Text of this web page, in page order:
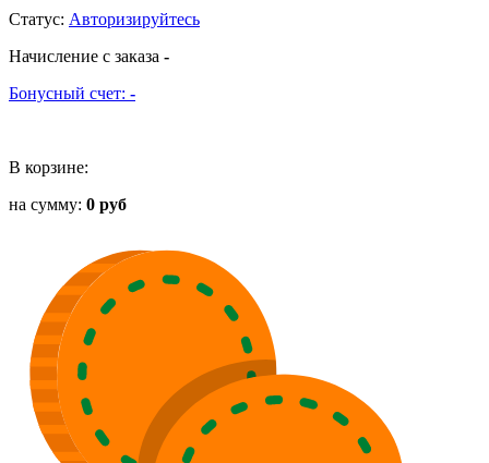
Статус: Авторизируйтесь
Начисление с заказа -
Бонусный счет: -
В корзине:
на сумму: 0 руб